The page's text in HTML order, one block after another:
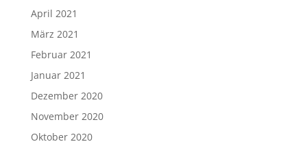
April 2021
März 2021
Februar 2021
Januar 2021
Dezember 2020
November 2020
Oktober 2020